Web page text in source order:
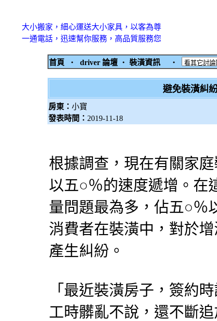
大小搬家，細心運送大小家具，以客為尊
一通電話，迅速幫你服務，高品質服務您
首頁 ‧ driver 論壇 ‧ 裝潢資訊 ‧
避免裝潢糾
房東： 小寶
發表時間： 2019-11-18
根據調查，現在有關家
以五○％的速度遞增。在
量問題最為多，佔五○％
消費者在裝潢中，對於
產生糾紛。
「最近裝潢房子，簽約
工時髒亂不說，還不斷